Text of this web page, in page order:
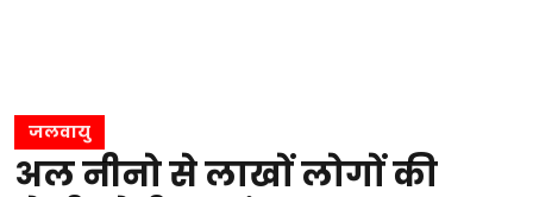
जलवायु
अल नीनो से लाखों लोगों की